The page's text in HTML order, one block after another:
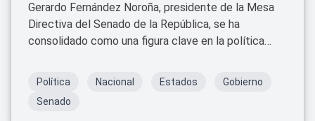
Gerardo Fernández Noroña, presidente de la Mesa
Directiva del Senado de la República, se ha
consolidado como una figura clave en la política
con la transparencia y la democracia, Fernández
legislativas que buscan transformar el sistema
Política Nacional Estados
Gobierno
Senado